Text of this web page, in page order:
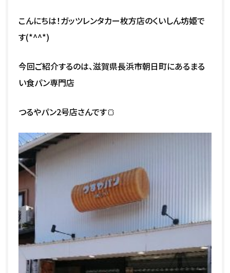
こんにちは！ガッツレンタカー枚方店のくいしん坊姫で
す(*^^*)
今回ご紹介するのは、滋賀県長浜市朝日町にあるまる
い食パン専門店
つるやパン2号店さんです🍞